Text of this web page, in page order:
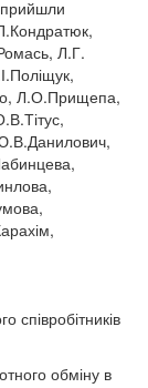
прийшли
Л.Г.
Л.О.Прищепа,
співробітників
обміну в